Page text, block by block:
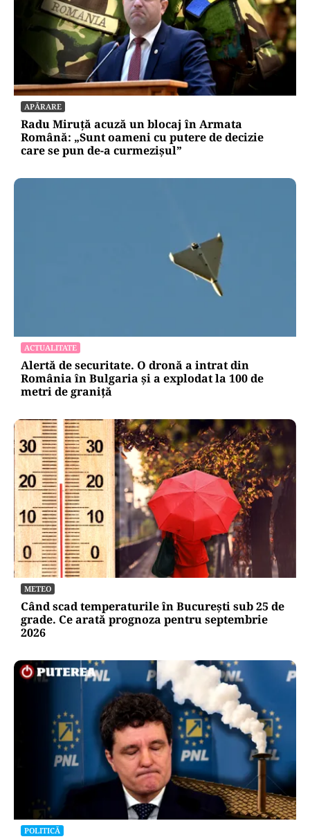
APĂRARE
Radu Miruță acuză un blocaj în Armata
Română: „Sunt oameni cu putere de decizie
care se pun de-a curmezișul”
ACTUALITATE
Alertă de securitate. O dronă a intrat din
România în Bulgaria şi a explodat la 100 de
metri de graniţă
METEO
Când scad temperaturile în București sub 25 de
grade. Ce arată prognoza pentru septembrie
2026
POLITICĂ